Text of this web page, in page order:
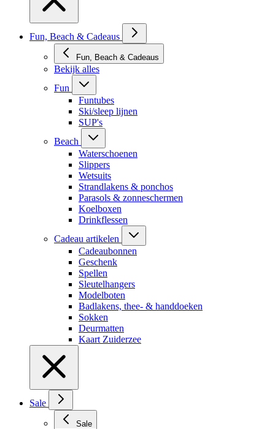
Fun, Beach & Cadeaus
Fun, Beach & Cadeaus
Bekijk alles
Fun
Funtubes
Ski/sleep lijnen
SUP's
Beach
Waterschoenen
Slippers
Wetsuits
Strandlakens & ponchos
Parasols & zonneschermen
Koelboxen
Drinkflessen
Cadeau artikelen
Cadeaubonnen
Geschenk
Spellen
Sleutelhangers
Modelboten
Badlakens, thee- & handdoeken
Sokken
Deurmatten
Kaart Zuiderzee
Sale
Sale